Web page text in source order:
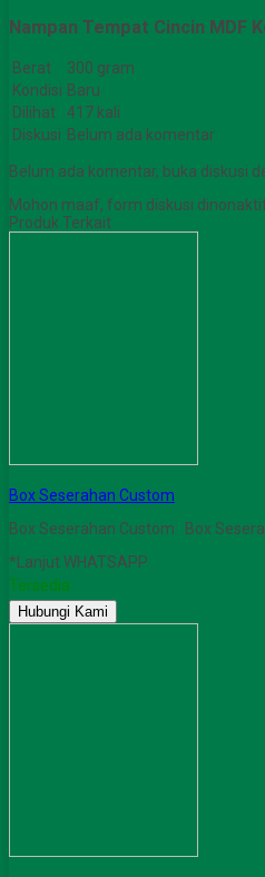
Nampan Tempat Cincin MDF
Berat
300 gram
Kondisi Baru
Dilihat
417 kali
Diskusi Belum ada komentar
Belum ada komentar, buka diskusi
Mohon maaf, form diskusi
Produk Terkait
Box Seserahan Custom
Box Seserahan Custom Box
*Lanjut WHATSAPP
Tersedia
Hubungi Kami